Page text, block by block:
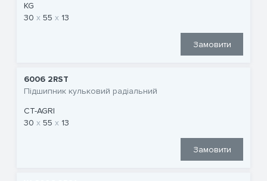
KG
30
55 13
Замовити
6006 2RST
Підшипник кульковий радіальний
CT-AGRI
30
55 13
Замовити